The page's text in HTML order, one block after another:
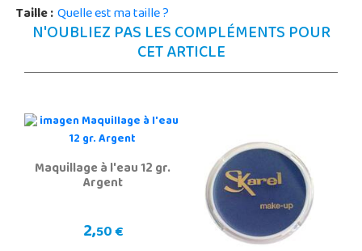
Taille :Quelle est ma taille ?
N'OUBLIEZ PAS LES COMPLÉMENTS POUR
CET ARTICLE
Maquillage à l'eau 12 gr.
Argent
2,50 €